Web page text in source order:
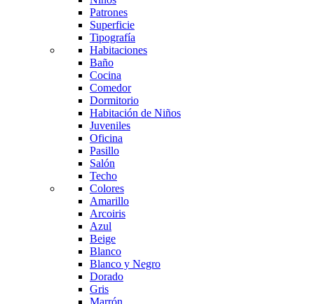
Patrones
Superficie
Tipografía
Habitaciones
Baño
Cocina
Comedor
Dormitorio
Habitación de Niños
Juveniles
Oficina
Pasillo
Salón
Techo
Colores
Amarillo
Arcoiris
Azul
Beige
Blanco
Blanco y Negro
Dorado
Gris
Marrón